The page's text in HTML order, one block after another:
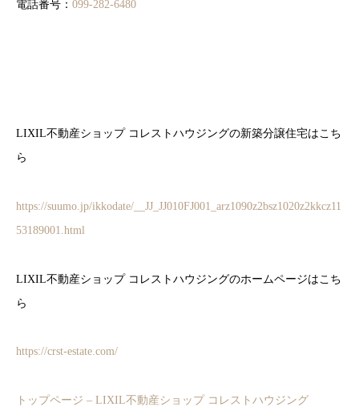
電話番号： 099-282-6480
LIXIL不動産ショップ コレストハウジングの新築分譲住宅はこち
ら
https://suumo.jp/ikkodate/__JJ_JJ010FJ001_arz1090z2bsz1020z2kkcz11
53189001.html
LIXIL不動産ショップ コレストハウジングのホームページはこち
ら
https://crst-estate.com/
トップページ – LIXIL不動産ショップ コレストハウジング